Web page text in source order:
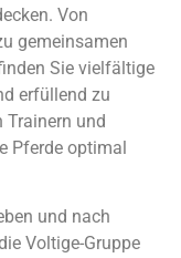
Von
gemeinsamen
Sie vielfältige
erfüllend zu
Trainern und
Pferde optimal
und nach
Voltige-Gruppe